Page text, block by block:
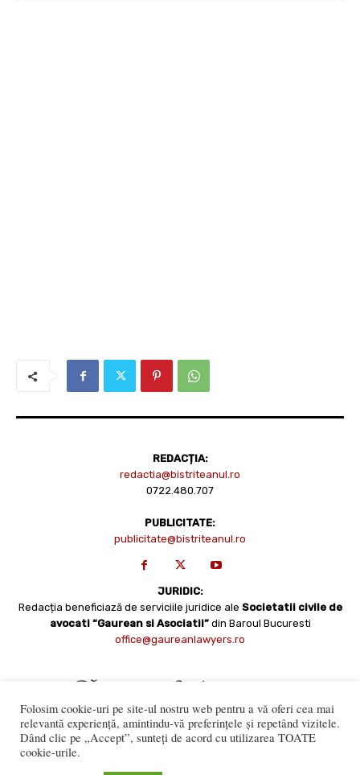
REDACȚIA:
redactia@bistriteanul.ro
0722.480.707
PUBLICITATE:
publicitate@bistriteanul.ro
JURIDIC:
Redacția beneficiază de serviciile juridice ale Societatii civile de
avocati “Gaurean si Asociatii” din Baroul Bucuresti
office@gaureanlawyers.ro
Folosim cookie-uri pe site-ul nostru web pentru a vă oferi cea mai
relevantă experiență, amintindu-vă preferințele și repetând vizitele.
Dând clic pe „Accept”, sunteți de acord cu utilizarea TOATE
cookie-urile.